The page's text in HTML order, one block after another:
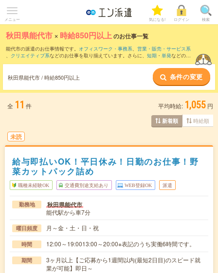
メニュー 気になる! ログイン 検索
秋田県能代市 × 時給850円以上のお仕事一覧
能代市の派遣のお仕事情報です。 オフィスワーク・事務系、 営業・販売・サービス系
、 クリエイティブ系などのお仕事を取り揃えています。さらに、 短期 ・ 単発などの期
時給1050円以上 ・1800円以上の求人はこちら
当サイトでは法令を遵守し、最低賃金以上の求人のみを掲載しています。
秋田県能代市 / 時給850円以上 条件の変更
全 11 件 平均時給: 1,055 円
新着順 時給順
未読
給与即払いOK！平日休み！日勤のお仕事！野
菜カットパック詰め
職種未経験OK 交通費別途支給あり WEB登録OK 派遣
勤務地 秋田県能代市
能代駅から車7分
曜日頻度 月～金・土・日・祝
時間 12:00～19:0013:00～20:00※表記のうち実働6時間です。
期間
3ヶ月以上【ご応募から1週間以内(最短2日目)のスピード就
業が可能】即日～